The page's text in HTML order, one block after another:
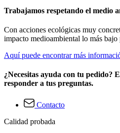
Trabajamos respetando el medio
Con acciones ecológicas muy
impacto medioambiental lo más bajo
Aquí puede encontrar más
¿Necesitas ayuda con tu pedido?
responder a tus preguntas.
Contacto
Calidad probada